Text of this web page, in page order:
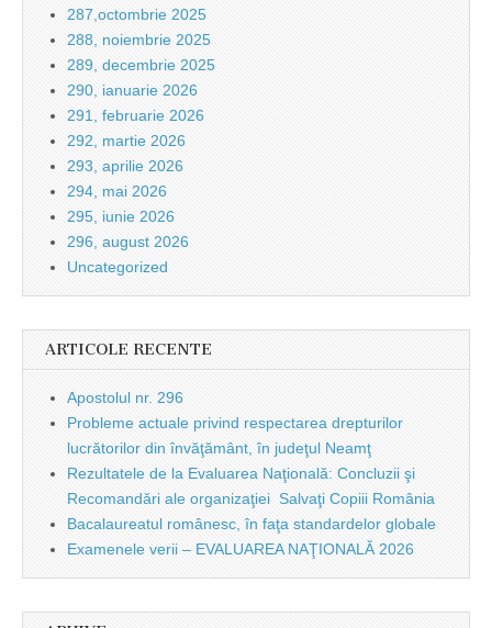
287,octombrie 2025
288, noiembrie 2025
289, decembrie 2025
290, ianuarie 2026
291, februarie 2026
292, martie 2026
293, aprilie 2026
294, mai 2026
295, iunie 2026
296, august 2026
Uncategorized
ARTICOLE RECENTE
Apostolul nr. 296
Probleme actuale privind respectarea drepturilor
lucrătorilor din învăţământ, în judeţul Neamţ
Rezultatele de la Evaluarea Naţională: Concluzii şi
Recomandări ale organizaţiei Salvaţi Copiii România
Bacalaureatul românesc, în faţa standardelor globale
Examenele verii – EVALUAREA NAŢIONALĂ 2026